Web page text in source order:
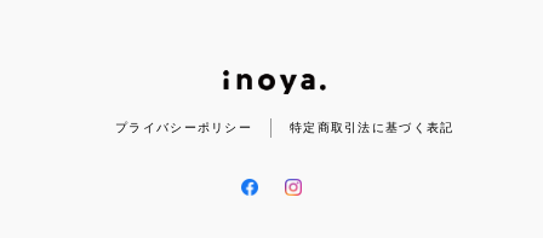
プライバシーポリシー 特定商取引法に基づく表記